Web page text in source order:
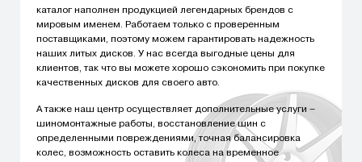
каталог наполнен продукцией легендарных брендов с
мировым именем. Работаем только с проверенным
поставщиками, поэтому можем гарантировать надежность
наших литых дисков. У нас всегда выгодные цены для
клиентов, так что вы можете хорошо сэкономить при покупке
качественных дисков для своего авто.
А также наш центр осуществляет дополнительные услуги –
шиномонтажные работы, восстановление шин с
определенными повреждениями, точная балансировка
колес, возможность оставить колеса на временное